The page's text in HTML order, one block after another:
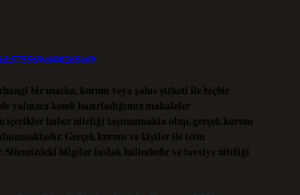
bir marka, kurum veya şahıs şirketi ile hiçbir
yalnızca kendi hazırladığımız makaleler
içerikler haber niteliği taşımamakta olup, gerçek kurum
Gerçek kurum ve kişiler ile isim
Sitemizdeki bilgiler taslak halindedir ve tavsiye niteliği